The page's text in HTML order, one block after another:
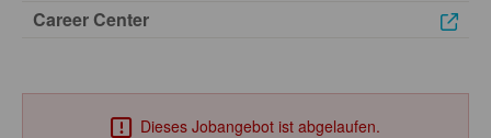
Career Center
Dieses Jobangebot ist abgelaufen.